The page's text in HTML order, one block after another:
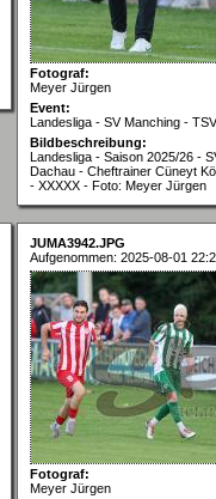
Fotograf:
Meyer Jürgen
Event:
Landesliga - SV Manching -
Bildbeschreibung:
Landesliga - Saison 2025/26 -
Dachau - Cheftrainer Cüneyt
- XXXXX - Foto: Meyer Jürgen
JUMA3942.JPG
Aufgenommen: 2025-08-01
Fotograf:
Meyer Jürgen